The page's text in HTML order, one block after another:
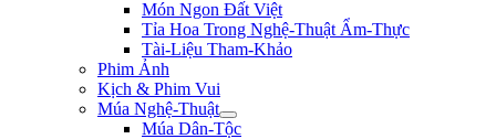
Món Ngon Đất Việt
Tỉa Hoa Trong Nghệ-Thuật Ẩm-Thực
Tài-Liệu Tham-Khảo
Phim Ảnh
Kịch & Phim Vui
Múa Nghệ-Thuật
Múa Dân-Tộc